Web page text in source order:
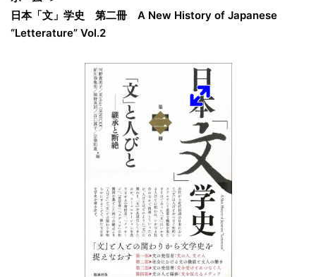
日本「文」学史 第二冊 A New History of Japanese
“Letterature” Vol.2